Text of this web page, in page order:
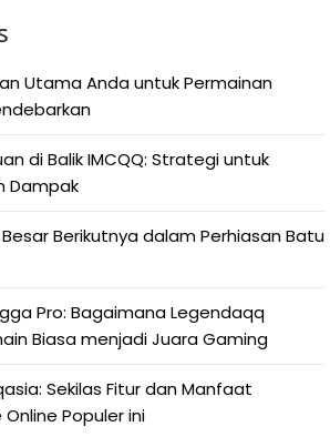
Utama Anda untuk Permainan
di Balik IMCQQ: Strategi untuk
Dampak
Berikutnya dalam Perhiasan Batu
Pro: Bagaimana Legendaqq
Biasa menjadi Juara Gaming
Sekilas Fitur dan Manfaat
Populer ini